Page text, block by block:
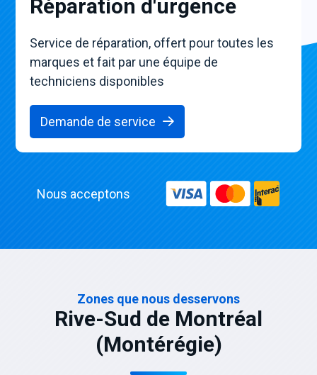
Réparation d'urgence
Service de réparation, offert pour toutes les
marques et fait par une équipe de
techniciens disponibles
Demande de service
Nous acceptons
Zones que nous desservons
Rive-Sud de Montréal
(Montérégie)